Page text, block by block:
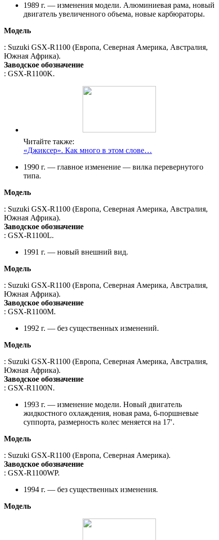
1989 г. — изменения модели. Алюминиевая рама, новый
двигатель увеличенного объема, новые карбюраторы.
Модель
: Suzuki GSX-R1100 (Европа, Северная Америка, Австралия,
Южная Африка).
Заводское обозначение
: GSX-R1100K.
Читайте также:
«Джиксер». Как много в этом слове…
1990 г. — главное изменение — вилка перевернутого
типа.
Модель
: Suzuki GSX-R1100 (Европа, Северная Америка, Австралия,
Южная Африка).
Заводское обозначение
: GSX-R1100L.
1991 г. — новый внешний вид.
Модель
: Suzuki GSX-R1100 (Европа, Северная Америка, Австралия,
Южная Африка).
Заводское обозначение
: GSX-R1100M.
1992 г. — без существенных изменений.
Модель
: Suzuki GSX-R1100 (Европа, Северная Америка, Австралия,
Южная Африка).
Заводское обозначение
: GSX-R1100N.
1993 г. — изменение модели. Новый двигатель
жидкостного охлаждения, новая рама, 6-поршневые
суппорта, размерность колес меняется на 17′.
Модель
: Suzuki GSX-R1100 (Европа, Северная Америка).
Заводское обозначение
: GSX-R1100WP.
1994 г. — без существенных изменения.
Модель